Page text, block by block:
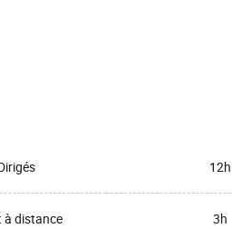
12h
à distance 3h